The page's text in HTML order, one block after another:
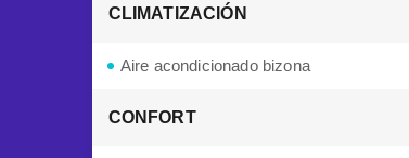
CLIMATIZACIÓN
Aire acondicionado bizona
CONFORT